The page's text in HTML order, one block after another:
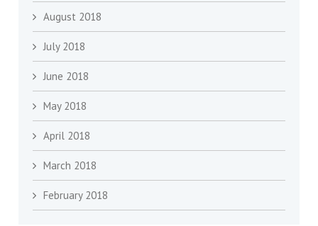
August 2018
July 2018
June 2018
May 2018
April 2018
March 2018
February 2018